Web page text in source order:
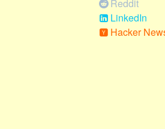
Reddit
LinkedIn
Hacker